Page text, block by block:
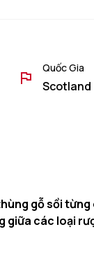
Quốc Gia
Scotland
gỗ sồi
giữa các loại